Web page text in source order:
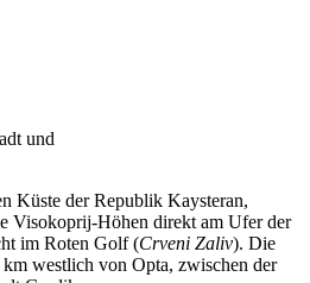
und
Küste der Republik Kaysteran,
Visokoprij-Höhen direkt am Ufer der
im Roten Golf (Crveni Zaliv). Die
westlich von Opta, zwischen der